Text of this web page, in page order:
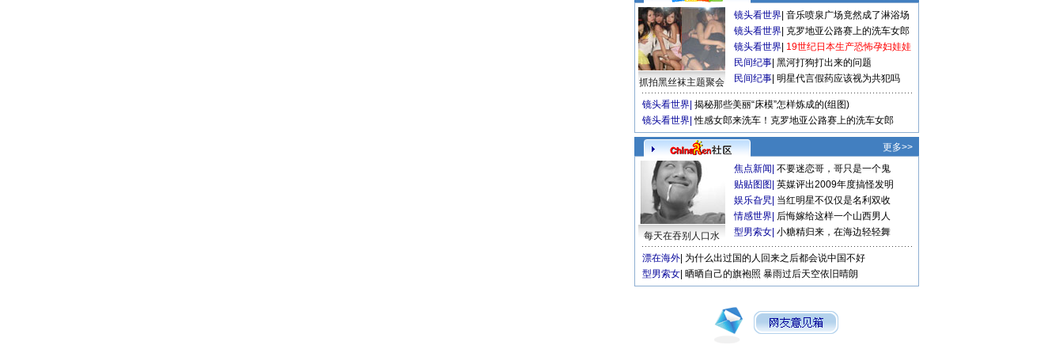
抓拍黑丝袜主题聚会
镜头看世界 音乐喷泉广场竟然成了淋浴场
镜头看世界 克罗地亚公路赛上的洗车女郎
镜头看世界 19世纪日本生产恐怖孕妇娃娃
民间纪事 黑河打狗打出来的问题
民间纪事 明星代言假药应该视为共犯吗
镜头看世界 揭秘那些美丽“床模”怎样炼成的(组图)
镜头看世界 性感女郎来洗车！克罗地亚公路赛上的洗车女郎
更多>>
每天在吞别人口水
焦点新闻 不要迷恋哥，哥只是一个鬼
贴贴图图 英媒评出2009年度搞怪发明
娱乐旮旯 当红明星不仅仅是名利双收
情感世界 后悔嫁给这样一个山西男人
型男索女 小糖精归来，在海边轻轻舞
漂在海外 为什么出过国的人回来之后都会说中国不好
型男索女 晒晒自己的旗袍照 暴雨过后天空依旧晴朗